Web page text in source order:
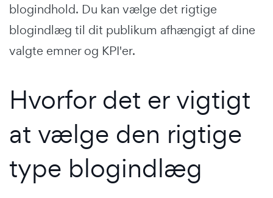
blogindhold. Du kan vælge det rigtige
blogindlæg til dit publikum afhængigt af dine
valgte emner og KPI'er.
Hvorfor det er vigtigt
at vælge den rigtige
type blogindlæg